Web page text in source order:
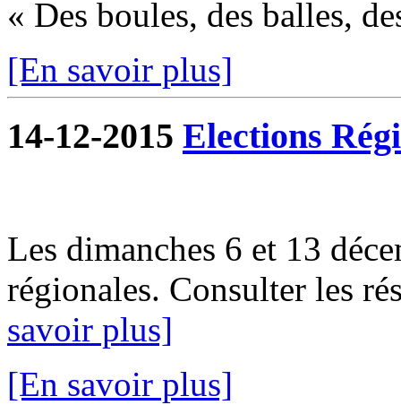
« Des boules, des balles,
[En savoir plus]
14-12-2015 Elections
Les dimanches 6 et 13
régionales. Consulter les
savoir plus]
[En savoir plus]